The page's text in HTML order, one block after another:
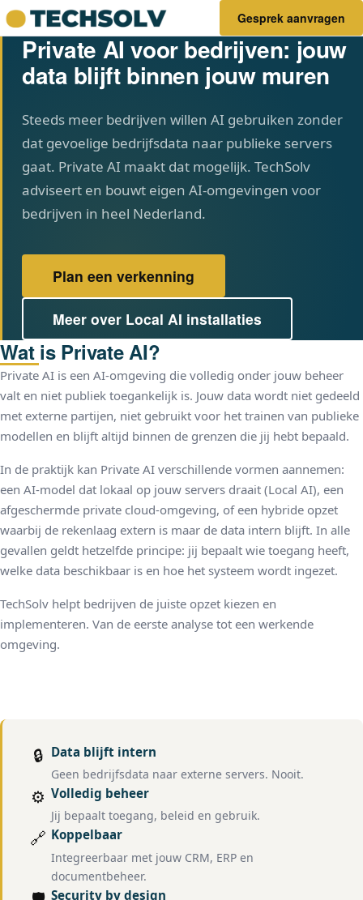
Gesprek aanvragen
Private AI voor bedrijven: jouw
data blijft binnen jouw muren
Steeds meer bedrijven willen AI gebruiken zonder
dat gevoelige bedrijfsdata naar publieke servers
gaat. Private AI maakt dat mogelijk. TechSolv
adviseert en bouwt eigen AI-omgevingen voor
bedrijven in heel Nederland.
Plan een verkenning
Meer over Local AI installaties
Wat is Private AI?
Private AI is een AI-omgeving die volledig onder jouw beheer
valt en niet publiek toegankelijk is. Jouw data wordt niet gedeeld
met externe partijen, niet gebruikt voor het trainen van publieke
modellen en blijft altijd binnen de grenzen die jij hebt bepaald.
In de praktijk kan Private AI verschillende vormen aannemen:
een AI-model dat lokaal op jouw servers draait (Local AI), een
afgeschermde private cloud-omgeving, of een hybride opzet
waarbij de rekenlaag extern is maar de data intern blijft. In alle
gevallen geldt hetzelfde principe: jij bepaalt wie toegang heeft,
welke data beschikbaar is en hoe het systeem wordt ingezet.
TechSolv helpt bedrijven de juiste opzet kiezen en
implementeren. Van de eerste analyse tot een werkende
omgeving.
🔒 Data blijft intern
Geen bedrijfsdata naar externe servers. Nooit.
⚙️ Volledig beheer
Jij bepaalt toegang, beleid en gebruik.
🔗 Koppelbaar
Integreerbaar met jouw CRM, ERP en
documentbeheer.
Security by design